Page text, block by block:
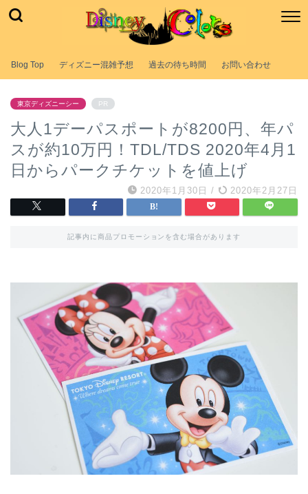
Blog Top ディズニー混雑予想 過去の待ち時間 お問い合わせ
東京ディズニーシー PR
大人1デーパスポートが8200円、年パ
スが約10万円！TDL/TDS 2020年4月1
日からパークチケットを値上げ
2020年1月30日 / 2020年2月27日
記事内に商品プロモーションを含む場合があります